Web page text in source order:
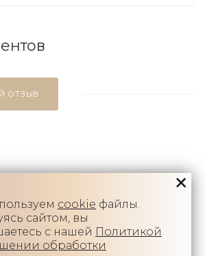
ОТЗЫВ
cookie файлы.
сайтом, вы
с нашей Политикой
обработки